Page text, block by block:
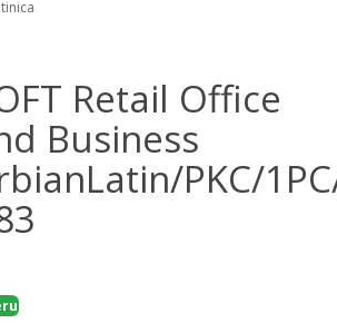
Retail Office
Business
PKC/